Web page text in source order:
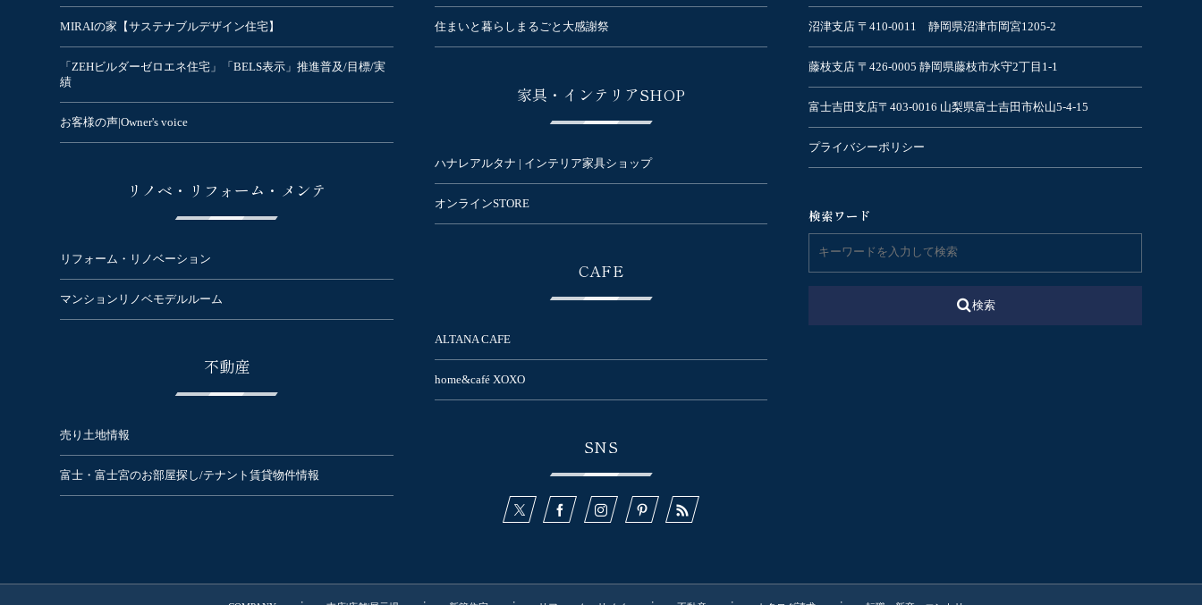
MIRAIの家【サステナブルデザイン住宅】
「ZEHビルダーゼロエネ住宅」「BELS表示」推進普及/目標/実
績
お客様の声|Owner's voice
リノベ・リフォーム・メンテ
リフォーム・リノベーション
マンションリノベモデルルーム
不動産
売り土地情報
富士・富士宮のお部屋探し/テナント賃貸物件情報
住まいと暮らしまるごと大感謝祭
家具・インテリアSHOP
ハナレアルタナ | インテリア家具ショップ
オンラインSTORE
CAFE
ALTANA CAFE
home&café XOXO
SNS
沼津支店 〒410-0011 静岡県沼津市岡宮1205-2
藤枝支店 〒426-0005 静岡県藤枝市水守2丁目1-1
富士吉田支店〒403-0016 山梨県富士吉田市松山5-4-15
プライバシーポリシー
検索ワード
検索